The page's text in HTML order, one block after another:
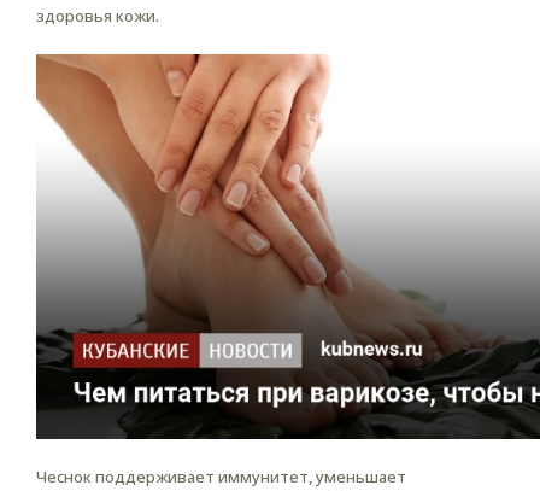
здоровья кожи.
Чеснок поддерживает иммунитет, уменьшает